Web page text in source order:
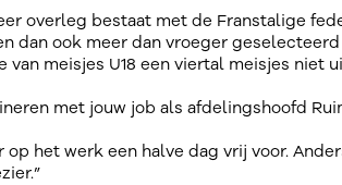
overleg bestaat met de Franstalige
dan ook meer dan vroeger
meisjes U18 een viertal meisjes niet
met jouw job als afdelingshoofd
het werk een halve dag vrij voor.